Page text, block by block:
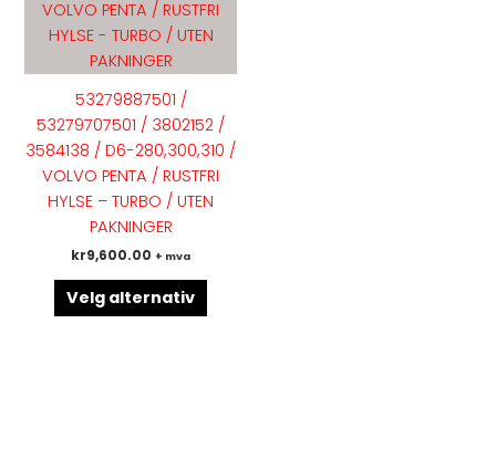
53279887501 /
53279707501 / 3802152 /
3584138 / D6-280,300,310 /
VOLVO PENTA / RUSTFRI
HYLSE – TURBO / UTEN
PAKNINGER
kr9,600.00 + mva
Velg alternativ
flere
varianter.
velges
på
produktsiden